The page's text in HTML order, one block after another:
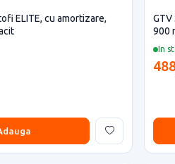
ELITE, cu amortizare,
In
GTV
900